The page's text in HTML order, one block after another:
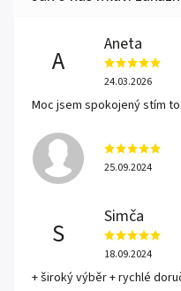
A
Aneta
24.03.2026
Moc jsem spokojený stím
25.09.2024
S
Simča
18.09.2024
+ široký výběr + rychlé